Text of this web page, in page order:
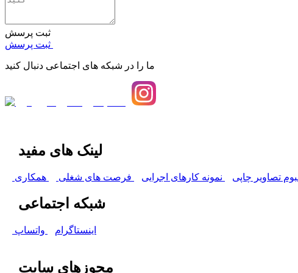
ثبت پرسش
ما را در شبکه های اجتماعی دنبال کنید
لینک های مفید
تصاویر چاپی نمونه کارهای اجرایی فرصت های شغلی همکاری
شبکه اجتماعی
اینستاگرام واتساپ
مجوزهای سایت